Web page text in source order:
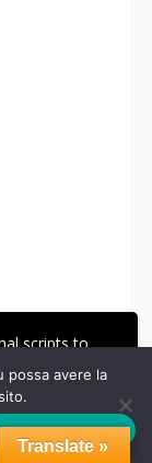
scripts to
Translate »
possa avere la